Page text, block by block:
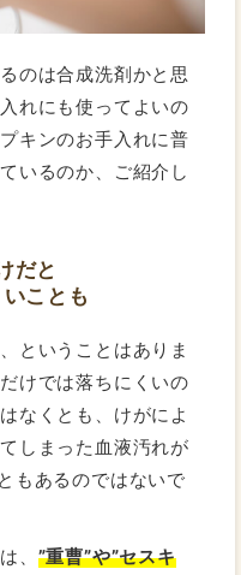
のは合成洗剤かと思
れにも使ってよいの
キンのお手入れに普
いるのか、ご紹介し
だと
ことも
ということはありま
けでは落ちにくいの
なくとも、けがによ
しまった血液汚れが
もあるのではないで
、 ”重曹”や”セスキ